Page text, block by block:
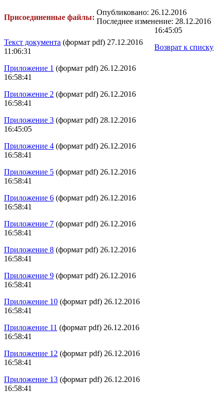
Присоединенные файлы:
Текст документа (формат pdf) 27.12.2016
11:06:31
Приложение 1 (формат pdf) 26.12.2016
16:58:41
Приложение 2 (формат pdf) 26.12.2016
16:58:41
Приложение 3 (формат pdf) 28.12.2016
16:45:05
Приложение 4 (формат pdf) 26.12.2016
16:58:41
Приложение 5 (формат pdf) 26.12.2016
16:58:41
Приложение 6 (формат pdf) 26.12.2016
16:58:41
Приложение 7 (формат pdf) 26.12.2016
16:58:41
Приложение 8 (формат pdf) 26.12.2016
16:58:41
Приложение 9 (формат pdf) 26.12.2016
16:58:41
Приложение 10 (формат pdf) 26.12.2016
16:58:41
Приложение 11 (формат pdf) 26.12.2016
16:58:41
Приложение 12 (формат pdf) 26.12.2016
16:58:41
Приложение 13 (формат pdf) 26.12.2016
16:58:41
Опубликовано: 26.12.2016
Последнее изменение: 28.12.2016
16:45:05
Возврат к списку